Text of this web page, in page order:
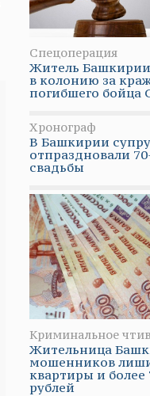
Спецоперация
Житель Башкирии
в колонию за
погибшего бойца
Хронограф
В Башкирии
отпраздновали
свадьбы
Криминальное
Жительница
мошенников
квартиры и
рублей